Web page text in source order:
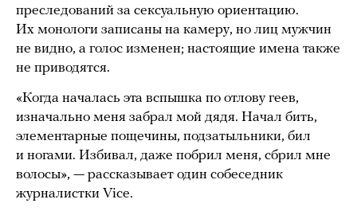
преследований за сексуальную ориентацию.
Их монологи записаны на камеру, но лиц мужчин
не видно, а голос изменен; настоящие имена также
не приводятся.
«Когда началась эта вспышка по отлову геев,
изначально меня забрал мой дядя. Начал бить,
элементарные пощечины, подзатыльники, бил
и ногами. Избивал, даже побрил меня, сбрил мне
волосы», — рассказывает один собеседник
журналистки Vice.